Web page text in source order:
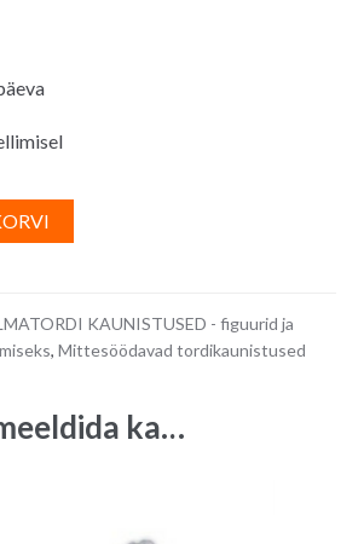
r
t
KAUNISTUSED - figuurid ja
, Mittesöödavad tordikaunistused
ka…